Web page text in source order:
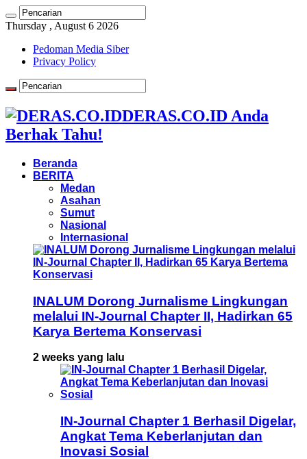
Thursday , August 6 2026
Pedoman Media Siber
Privacy Policy
DERAS.CO.ID Anda
Berhak Tahu!
Beranda
BERITA
Medan
Asahan
Sumut
Nasional
Internasional
INALUM Dorong Jurnalisme Lingkungan
melalui IN-Journal Chapter II, Hadirkan 65
Karya Bertema Konservasi
2 weeks yang lalu
IN-Journal Chapter 1 Berhasil Digelar,
Angkat Tema Keberlanjutan dan
Inovasi Sosial